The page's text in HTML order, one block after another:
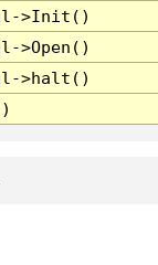
>Init()
>Open()
>halt()